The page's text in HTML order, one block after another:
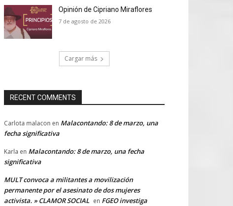
Opinión de Cipriano Miraflores
7 de agosto de 2026
Cargar más
RECENT COMMENTS
Carlota malacon en Malacontando: 8 de marzo, una
fecha significativa
Karla en Malacontando: 8 de marzo, una fecha
significativa
MULT convoca a militantes a movilización
permanente por el asesinato de dos mujeres
activista. » CLAMOR SOCIAL en FGEO investiga